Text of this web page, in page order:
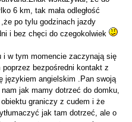
6 km, tak mała odległość
po tylu godzinach jazdy
i bez chęci do czegokolwiek
i w tym momencie zaczynają się
poprzez bezpośredni kontakt z
językiem angielskim .Pan swoją
jak mamy dotrzeć do domku,
graniczy z cudem i że
jak tam dotrzeć, ale o